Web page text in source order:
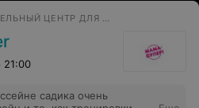
ФИЗКУЛЬТУРНО-ОЗДОРОВИТЕЛЬНЫЙ ЦЕНТР ДЛЯ ДЕТЕЙ И БУДУЩИХ МАМ
21:00
садика очень